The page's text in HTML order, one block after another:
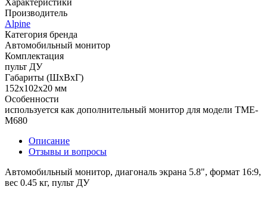
Характеристики
Производитель
Alpine
Категория бренда
Автомобильный монитор
Комплектация
пульт ДУ
Габариты (ШхВхГ)
152x102x20 мм
Особенности
используется как дополнительный монитор для модели TME-
M680
Описание
Отзывы и вопросы
Автомобильный монитор, диагональ экрана 5.8", формат 16:9,
вес 0.45 кг, пульт ДУ